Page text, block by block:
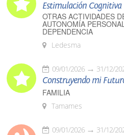
Estimulación Cognitiva
OTRAS ACTIVIDADES
AUTONOMÍA
DEPENDENCIA
Ledesma
09/01/2026 31/12/
Construyendo mi
FAMILIA
Tamames
09/01/2026 31/12/